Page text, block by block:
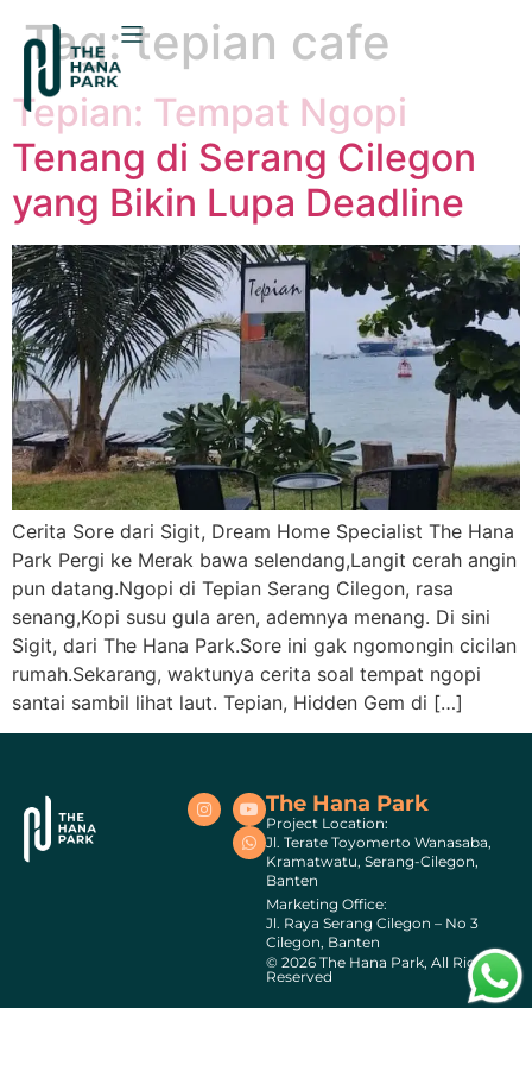
Tag:tepian cafe
Tepian: Tempat Ngopi
Tenang di Serang Cilegon
yang Bikin Lupa Deadline
Cerita Sore dari Sigit, Dream Home Specialist The Hana
Park Pergi ke Merak bawa selendang,Langit cerah angin
pun datang.Ngopi di Tepian Serang Cilegon, rasa
senang,Kopi susu gula aren, ademnya menang. Di sini
Sigit, dari The Hana Park.Sore ini gak ngomongin cicilan
rumah.Sekarang, waktunya cerita soal tempat ngopi
santai sambil lihat laut. Tepian, Hidden Gem di […]
The Hana Park
Project Location:
Jl. Terate Toyomerto Wanasaba,
Kramatwatu, Serang-Cilegon,
Banten
Marketing Office:
Jl. Raya Serang Cilegon – No 3
Cilegon, Banten
© 2026 The Hana Park, All Rights
Reserved